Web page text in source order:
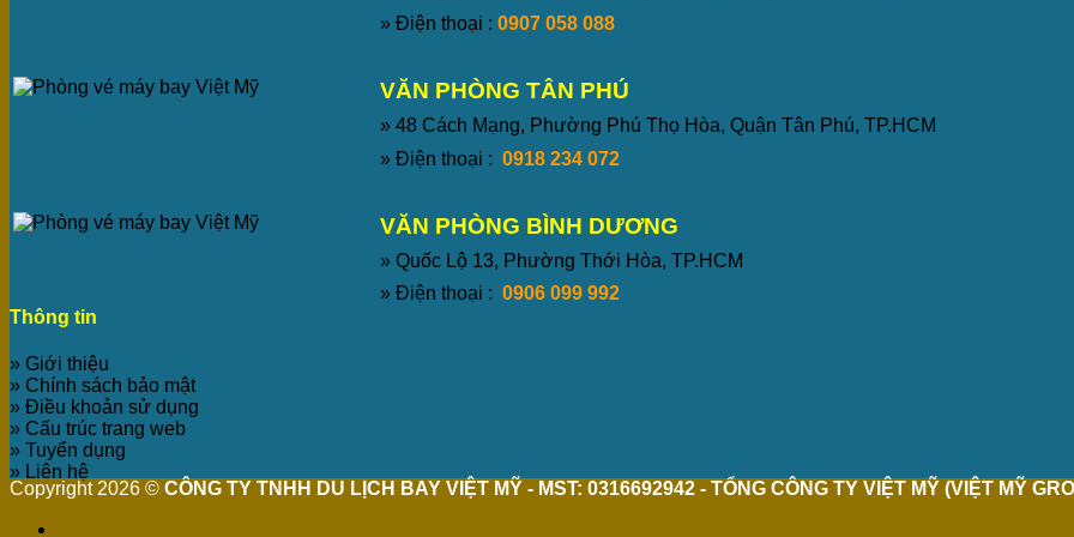
» Điện thoại : 0907 058 088
VĂN PHÒNG TÂN PHÚ
» 48 Cách Mạng, Phường Phú Thọ Hòa, Quận Tân Phú, TP.HCM
» Điện thoại : 0918 234 072
VĂN PHÒNG BÌNH DƯƠNG
» Quốc Lộ 13, Phường Thới Hòa, TP.HCM
» Điện thoại : 0906 099 992
Thông tin
» Giới thiệu
» Chính sách bảo mật
» Điều khoản sử dụng
» Cấu trúc trang web
» Tuyển dụng
» Liên hệ
Copyright 2026 © CÔNG TY TNHH DU LỊCH BAY VIỆT MỸ - MST: 0316692942 - TỔNG CÔNG TY VIỆT MỸ (VIỆT MỸ